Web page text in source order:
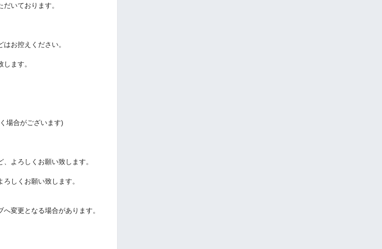
いております。
お控えください。
ます。
場合がございます)
よろしくお願い致します。
しくお願い致します。
変更となる場合があります。